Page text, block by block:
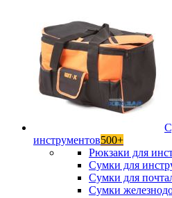
инструментов500+
Рюкзаки для
Сумки для
Сумки для
Сумки